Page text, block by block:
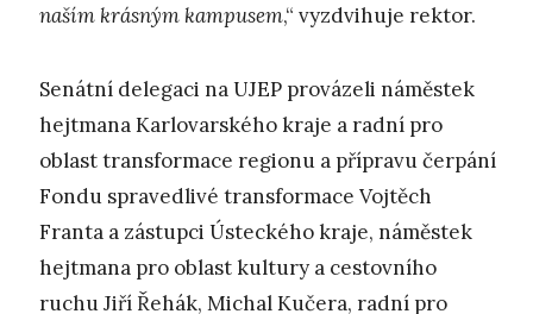
naším krásným kampusem,“ vyzdvihuje rektor.
Senátní delegaci na UJEP provázeli náměstek
hejtmana Karlovarského kraje a radní pro
oblast transformace regionu a přípravu čerpání
Fondu spravedlivé transformace Vojtěch
Franta a zástupci Ústeckého kraje, náměstek
hejtmana pro oblast kultury a cestovního
ruchu Jiří Řehák, Michal Kučera, radní pro